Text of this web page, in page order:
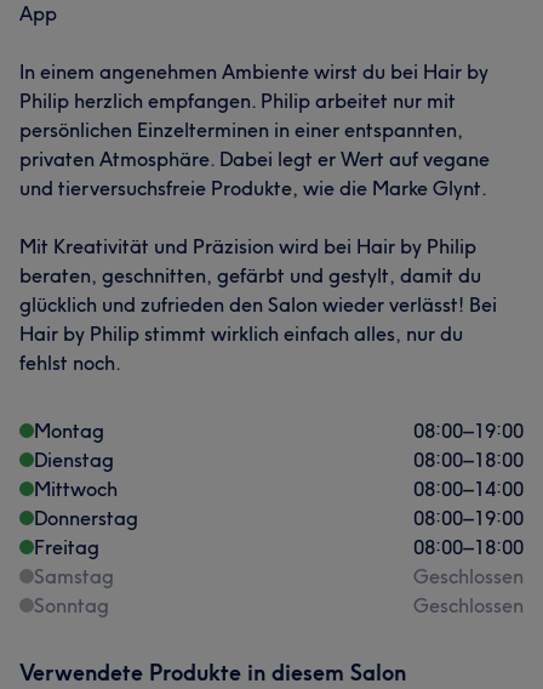
App
In einem angenehmen Ambiente wirst du bei Hair by
Philip herzlich empfangen. Philip arbeitet nur mit
persönlichen Einzelterminen in einer entspannten,
privaten Atmosphäre. Dabei legt er Wert auf vegane
und tierversuchsfreie Produkte, wie die Marke Glynt.
Mit Kreativität und Präzision wird bei Hair by Philip
beraten, geschnitten, gefärbt und gestylt, damit du
glücklich und zufrieden den Salon wieder verlässt! Bei
Hair by Philip stimmt wirklich einfach alles, nur du
fehlst noch.
Montag 08:00–19:00
Dienstag
08:00–18:00
Mittwoch
08:00–14:00
Donnerstag
08:00–19:00
Freitag
08:00–18:00
Samstag
Geschlossen
Sonntag
Geschlossen
Verwendete Produkte in diesem Salon